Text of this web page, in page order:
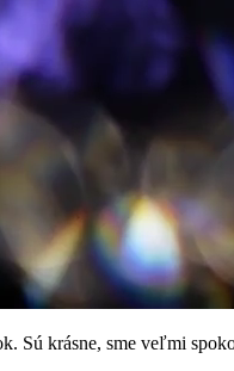
Sú krásne, sme veľmi